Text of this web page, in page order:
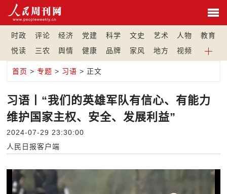
时政 评论 经济 党建 科学 文史 艺术 人物
教育
悦读
三农 舆情 健康 品牌 家风 地方 视频
首页 >专题 > 习语 > 正文
习语丨“我们的英雄军队有信心、有能力
维护国家主权、安全、发展利益”
2024-07-29 23:30:00
人民日报客户端